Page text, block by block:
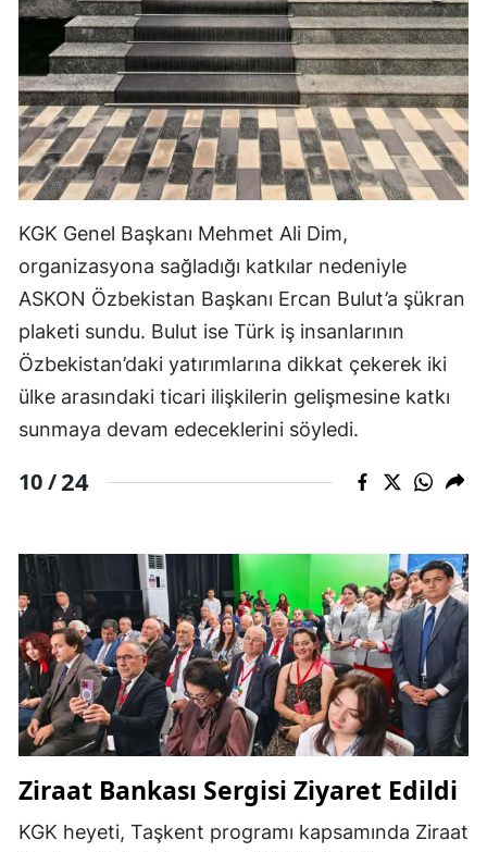
KGK Genel Başkanı Mehmet Ali Dim,
organizasyona sağladığı katkılar nedeniyle
ASKON Özbekistan Başkanı Ercan Bulut’a şükran
plaketi sundu. Bulut ise Türk iş insanlarının
Özbekistan’daki yatırımlarına dikkat çekerek iki
ülke arasındaki ticari ilişkilerin gelişmesine katkı
sunmaya devam edeceklerini söyledi.
10 /24
Ziraat Bankası Sergisi Ziyaret Edildi
KGK heyeti, Taşkent programı kapsamında Ziraat